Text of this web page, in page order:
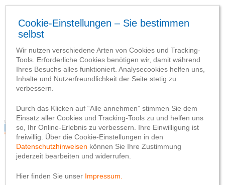
Blog
Webseite
Datenschutzhinweis
Impressum
Blog
Webseite
Impressum